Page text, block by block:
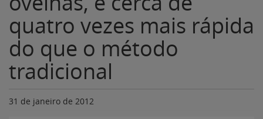
quatro vezes mais rápida
do que o método
tradicional
31 de janeiro de 2012